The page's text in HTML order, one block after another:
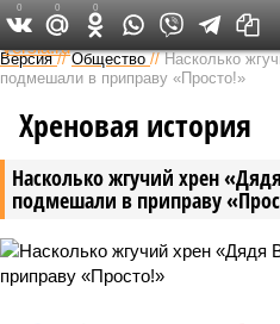
Версия //Общество //Насколько
подмешали в приправу «Просто!»
Насколько жгучий хрен
подмешали в приправу
Хреновая история
0 0 0